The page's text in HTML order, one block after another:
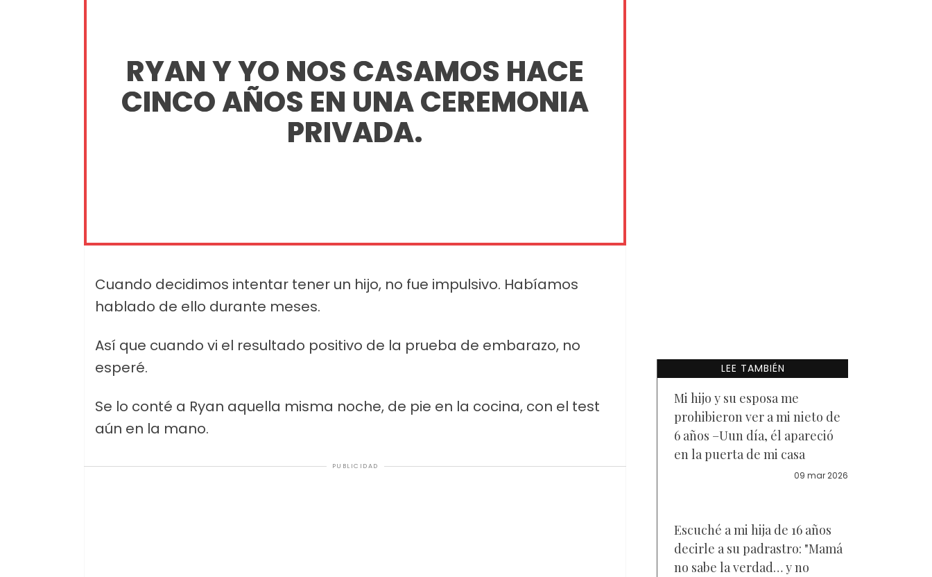
RYAN Y YO NOS CASAMOS HACE
CINCO AÑOS EN UNA CEREMONIA
PRIVADA.
Cuando decidimos intentar tener un hijo, no fue impulsivo. Habíamos
hablado de ello durante meses.
Así que cuando vi el resultado positivo de la prueba de embarazo, no
esperé.
Se lo conté a Ryan aquella misma noche, de pie en la cocina, con el test
aún en la mano.
PUBLICIDAD
LEE TAMBIÉN
Mi hijo y su esposa me
prohibieron ver a mi nieto de
6 años –Uun día, él apareció
en la puerta de mi casa
09 mar 2026
Escuché a mi hija de 16 años
decirle a su padrastro: "Mamá
no sabe la verdad… y no